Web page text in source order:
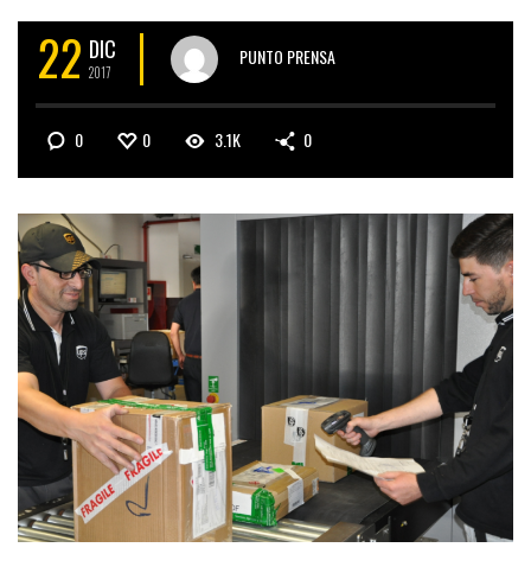
22 DIC
2017
PUNTO PRENSA
0 0 3.1K 0